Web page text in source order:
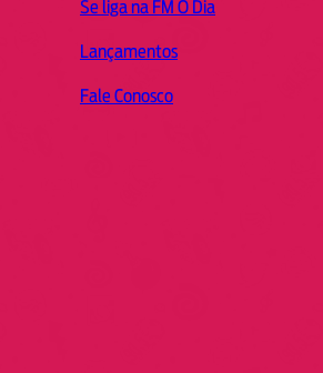
Se liga na FM O Dia
Lançamentos
Fale Conosco